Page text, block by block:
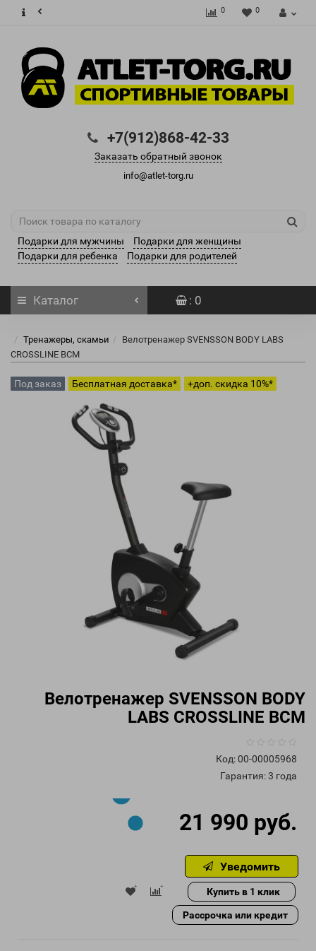
0 0
+7(912)868-42-33
Заказать обратный звонок
info@atlet-torg.ru
Подарки для мужчины
Подарки для женщины
Подарки для ребенка
Подарки для родителей
Каталог : 0
Тренажеры, скамьи
Велотренажер SVENSSON BODY LABS
CROSSLINE BCM
Под заказ Бесплатная доставка* +доп. скидка 10%*
Велотренажер SVENSSON BODY
LABS CROSSLINE BCM
Код:00-00005968
Гарантия: 3 года
21 990 руб.
Уведомить
Купить в 1 клик
Рассрочка или кредит